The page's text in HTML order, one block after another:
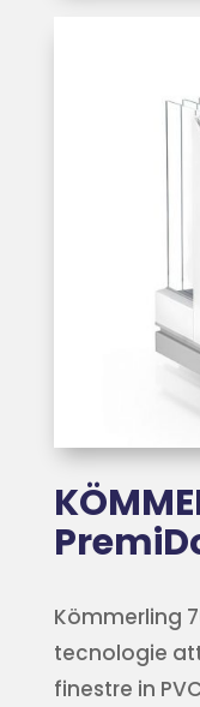
Kömmerling
tecnologie
finestre in